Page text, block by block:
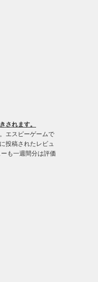
されます。
エスピーゲームで
投稿されたレビュ
も一週間分は評価